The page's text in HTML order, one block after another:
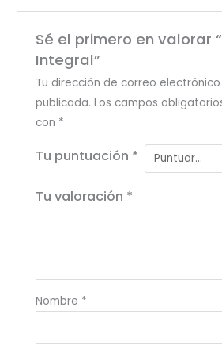
Sé el primero en valorar
Integral”
Tu dirección de correo
publicada. Los campos
con *
Tu puntuación *
Tu valoración *
Nombre *